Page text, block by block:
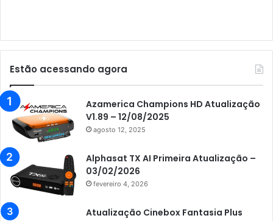
Audisat K10 Urus
Audisat K20 Huracan
Audisat K30 Aventador
Azamerica
Azamerica Beats
Azamerica Champions
Azamerica Champions IPTV
Azamerica Extremo IPTV
Estão acessando agora
Azamerica Champions HD Atualização
V1.89 – 12/08/2025
agosto 12, 2025
Alphasat TX AI Primeira Atualização –
03/02/2026
fevereiro 4, 2026
Atualização Cinebox Fantasia Plus